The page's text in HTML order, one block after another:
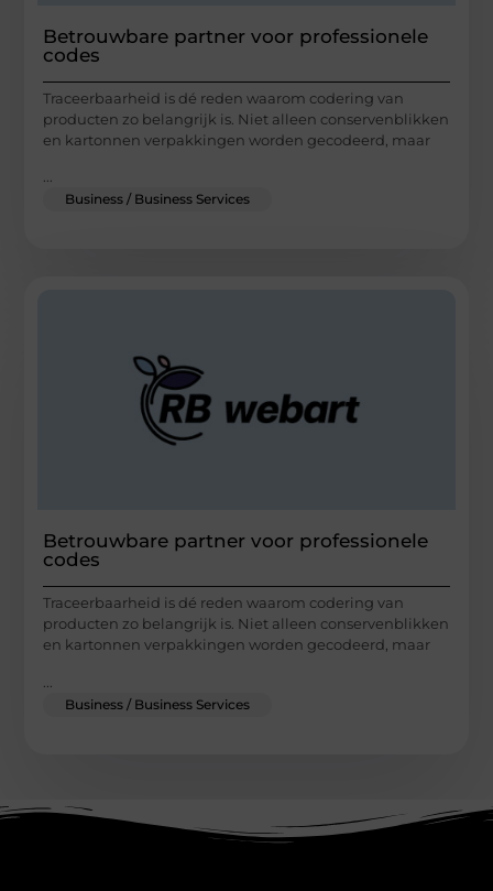
Betrouwbare partner voor professionele
codes
Traceerbaarheid is dé reden waarom codering van
producten zo belangrijk is. Niet alleen conservenblikken
en kartonnen verpakkingen worden gecodeerd, maar
...
Business / Business Services
Betrouwbare partner voor professionele
codes
Traceerbaarheid is dé reden waarom codering van
producten zo belangrijk is. Niet alleen conservenblikken
en kartonnen verpakkingen worden gecodeerd, maar
Business / Business Services